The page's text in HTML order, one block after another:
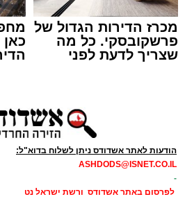
פרופ' מגן אליהו
היענות חסרת תקדים
מ-1,000 נשים נרשמו
המיוחד שארגנה קופת
מכרז הדירות הגדול של
פרשקובסקי. כל מה
שצריך לדעת לפני
הודעות לאתר אשדודס ניתן לשלוח בדוא"ל:
ASHDODS@ISNET.CO.IL
-
לפרסום באתר אשדודס ורשת ישראל נט